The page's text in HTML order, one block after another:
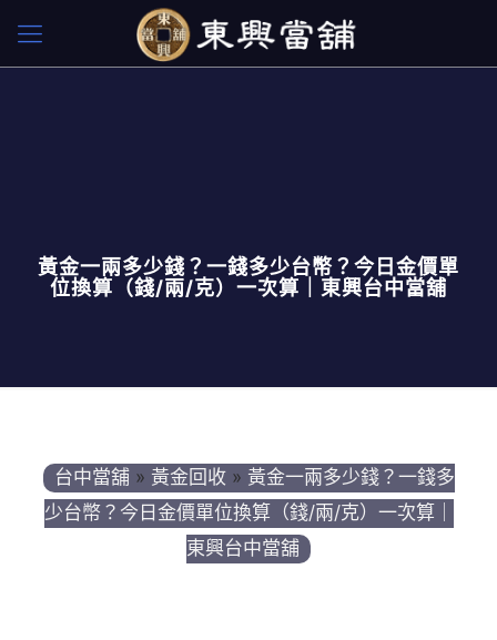
黃金一兩多少錢？一錢多少台幣？今日金價單
位換算（錢/兩/克）一次算｜東興台中當舖
台中當舖 » 黃金回收 » 黃金一兩多少錢？一錢多
少台幣？今日金價單位換算（錢/兩/克）一次算｜
東興台中當舖